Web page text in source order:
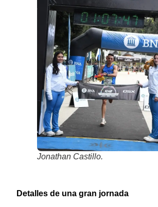
Jonathan Castillo.
Detalles de una gran jornada